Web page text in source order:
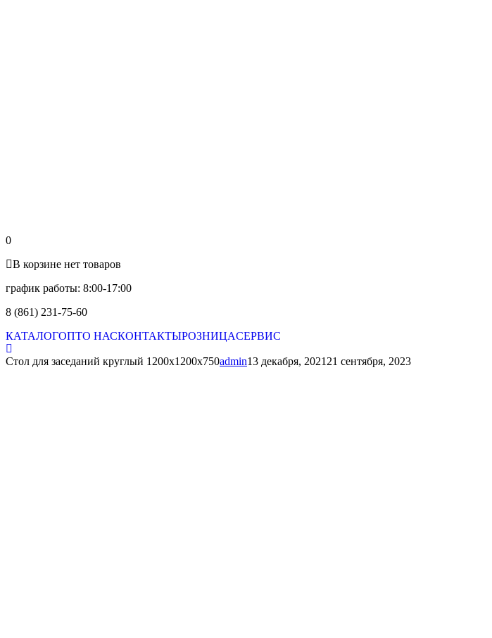
0
В корзине нет товаров
график работы: 8:00-17:00
8 (861) 231-75-60
КАТАЛОГОПТО НАСКОНТАКТЫРОЗНИЦАСЕРВИС
Стол для заседаний круглый 1200х1200х750admin13 декабря, 2021 21 сентября, 2023